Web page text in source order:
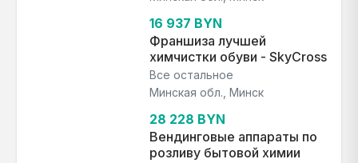
16 937 BYN
Франшиза лучшей
химчистки обуви - SkyCross
Все остальное
Минская обл., Минск
28 228 BYN
Вендинговые аппараты по
розливу бытовой химии